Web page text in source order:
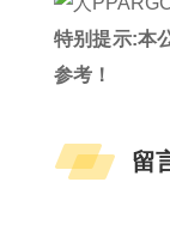
特别提示:本
参考！
留